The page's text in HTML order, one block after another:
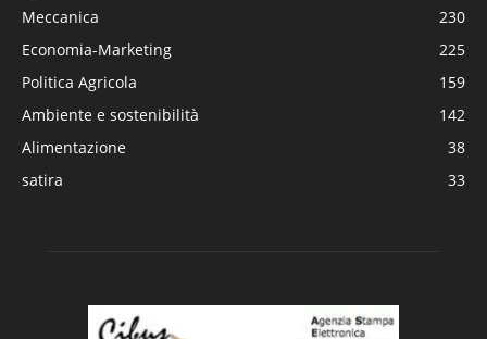
Meccanica
230
Economia-Marketing
225
Politica Agricola
159
Ambiente e sostenibilità
142
Alimentazione
38
satira
33